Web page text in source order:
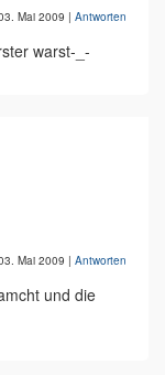
Mai 2009 | Antworten
warst-_-
Mai 2009 | Antworten
und die